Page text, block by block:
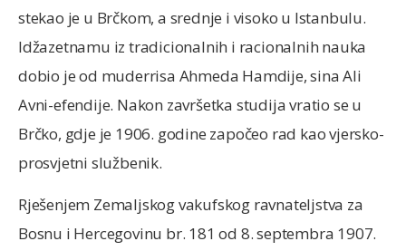
stekao je u Brčkom, a srednje i visoko u Istanbulu.
Idžazetnamu iz tradicionalnih i racionalnih nauka
dobio je od muderrisa Ahmeda Hamdije, sina Ali
Avni-efendije. Nakon završetka studija vratio se u
Brčko, gdje je 1906. godine započeo rad kao vjersko-
prosvjetni službenik.
Rješenjem Zemaljskog vakufskog ravnateljstva za
Bosnu i Hercegovinu br. 181 od 8. septembra 1907.